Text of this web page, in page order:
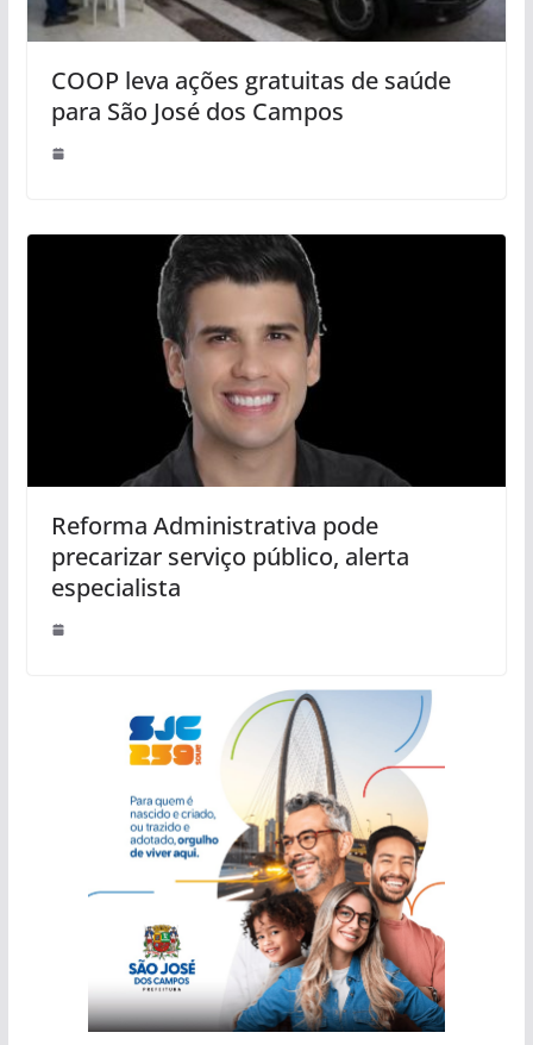
COOP leva ações gratuitas de saúde
para São José dos Campos
Reforma Administrativa pode
precarizar serviço público, alerta
especialista